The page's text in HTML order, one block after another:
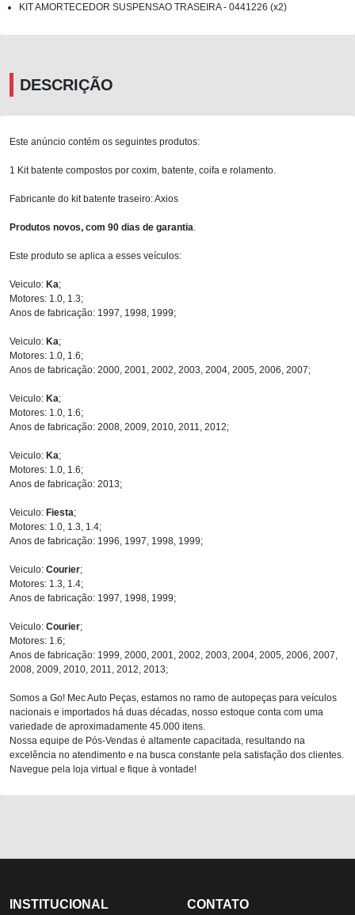
KIT AMORTECEDOR SUSPENSAO TRASEIRA - 0441226 (x2)
DESCRIÇÃO
Este anúncio contém os seguintes produtos:
1 Kit batente compostos por coxim, batente, coifa e rolamento.
Fabricante do kit batente traseiro: Axios
Produtos novos, com 90 dias de garantia
Este produto se aplica a esses veículos:
Veiculo: Ka;
Motores: 1.0, 1.3;
Anos de fabricação: 1997, 1998, 1999;
Veiculo: Ka;
Motores: 1.0, 1.6;
Anos de fabricação: 2000, 2001, 2002, 2003, 2004, 2005, 2006, 2007;
Veiculo: Ka;
Motores: 1.0, 1.6;
Anos de fabricação: 2008, 2009, 2010, 2011, 2012;
Veiculo: Ka;
Motores: 1.0, 1.6;
Anos de fabricação: 2013;
Veiculo: Fiesta;
Motores: 1.0, 1.3, 1.4;
Anos de fabricação: 1996, 1997, 1998, 1999;
Veiculo: Courier;
Motores: 1.3, 1.4;
Anos de fabricação: 1997, 1998, 1999;
Veiculo: Courier;
Motores: 1.6;
Anos de fabricação: 1999, 2000, 2001, 2002, 2003, 2004, 2005, 2006, 2007,
2008, 2009, 2010, 2011, 2012, 2013;
Somos a Go! Mec Auto Peças, estamos no ramo de autopeças para veículos
nacionais e importados há duas décadas, nosso estoque conta com uma
variedade de aproximadamente 45.000 itens.
Nossa equipe de Pós-Vendas é altamente capacitada, resultando na
excelência no atendimento e na busca constante pela satisfação dos clientes.
Navegue pela loja virtual e fique à vontade!
INSTITUCIONAL CONTATO